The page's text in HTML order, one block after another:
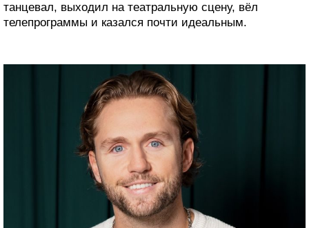
танцевал, выходил на театральную сцену, вёл
телепрограммы и казался почти идеальным.